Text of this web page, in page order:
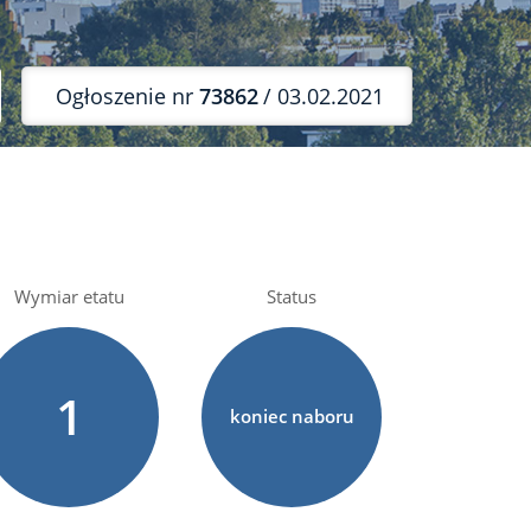
Ogłoszenie nr 73862/ 03.02.2021
Wymiar etatu
1
Status
koniec naboru